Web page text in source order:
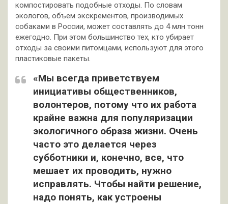
компостировать подобные отходы. По словам
экологов, объем экскрементов, производимых
собаками в России, может составлять до 4 млн тонн
ежегодно. При этом большинство тех, кто убирает
отходы за своими питомцами, используют для этого
пластиковые пакеты.
«Мы всегда приветствуем
инициативы общественников,
волонтеров, потому что их работа
крайне важна для популяризации
экологичного образа жизни. Очень
часто это делается через
субботники и, конечно, все, что
мешает их проводить, нужно
исправлять. Чтобы найти решение,
надо понять, как устроены